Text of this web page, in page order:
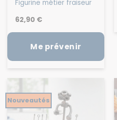
Figurine métier fraiseur
62,90 €
Me prévenir
Nouveautés